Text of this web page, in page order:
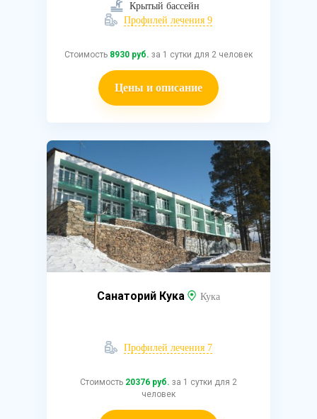
Крытый бассейн
Профилей лечения 9
Стоимость 8930 руб. за 1 сутки для 2 человек
Цены и описание
Санаторий Кука Кука
Профилей лечения 7
Стоимость 20376 руб. за 1 сутки для 2
человек